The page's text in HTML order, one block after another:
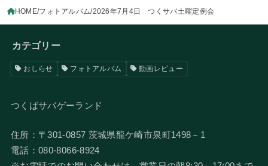
HOME フォトアルバム 2026年7月4日 つくサバ土曜定例会
カテゴリー
おしらせ フォトアルバム 動画レビュー
つくばサバゲーランド
住所：〒301-0857 茨城県龍ケ崎市泉町1498－1
電話：080-8066-8924